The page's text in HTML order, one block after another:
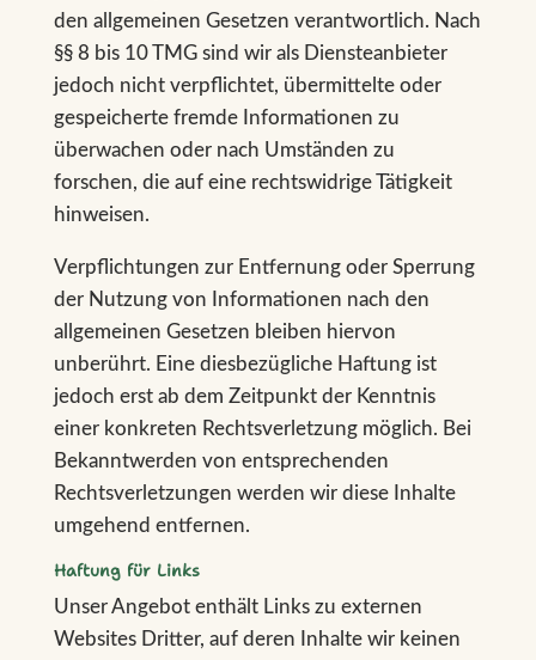
den allgemeinen Gesetzen verantwortlich. Nach
§§ 8 bis 10 TMG sind wir als Diensteanbieter
jedoch nicht verpflichtet, übermittelte oder
gespeicherte fremde Informationen zu
überwachen oder nach Umständen zu
forschen, die auf eine rechtswidrige Tätigkeit
hinweisen.
Verpflichtungen zur Entfernung oder Sperrung
der Nutzung von Informationen nach den
allgemeinen Gesetzen bleiben hiervon
unberührt. Eine diesbezügliche Haftung ist
jedoch erst ab dem Zeitpunkt der Kenntnis
einer konkreten Rechtsverletzung möglich. Bei
Bekanntwerden von entsprechenden
Rechtsverletzungen werden wir diese Inhalte
umgehend entfernen.
Haftung für Links
Unser Angebot enthält Links zu externen
Websites Dritter, auf deren Inhalte wir keinen